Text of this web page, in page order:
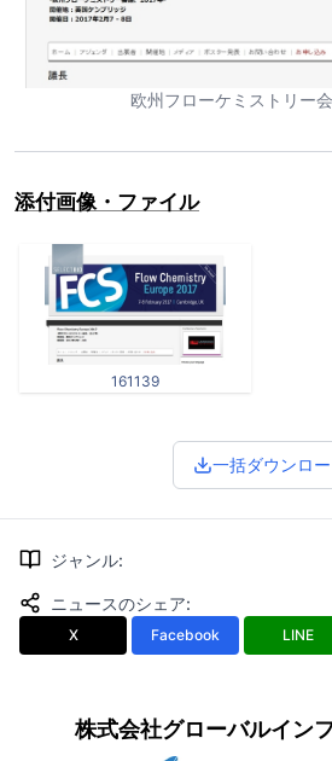
欧州フローケミストリー
添付画像・ファイル
161139
一括ダウンロー
ジャンル:
ニュースのシェア:
X Facebook LINE
株式会社グローバルイン